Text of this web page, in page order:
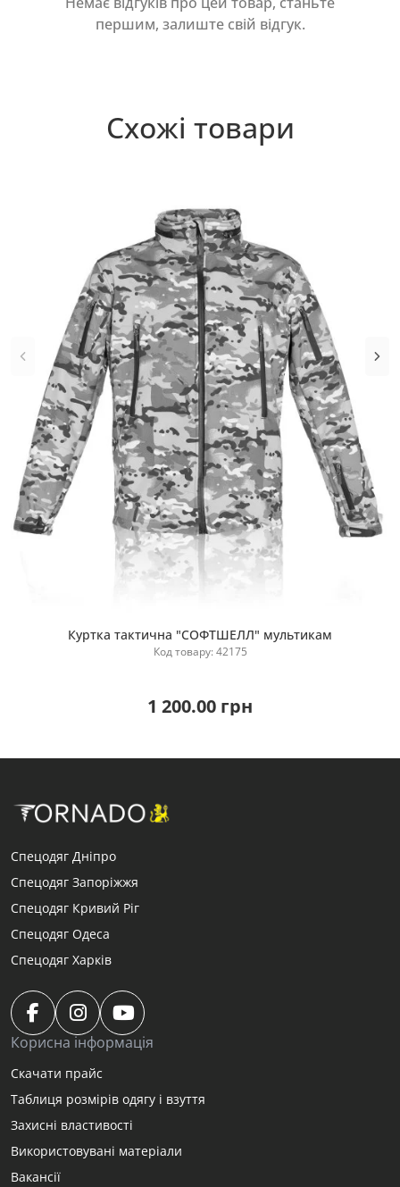
першим, залиште свій відгук.
Схожі товари
Купити
Куртка тактична "СОФТШЕЛЛ" мультикам
Код товару: 42175
1 200.00 грн
Спецодяг Дніпро
Спецодяг Запоріжжя
Спецодяг Кривий Ріг
Спецодяг Одеса
Спецодяг Харків
Корисна інформація
Скачати прайс
Таблиця розмірів одягу і взуття
Захисні властивості
Використовувані матеріали
Вакансії